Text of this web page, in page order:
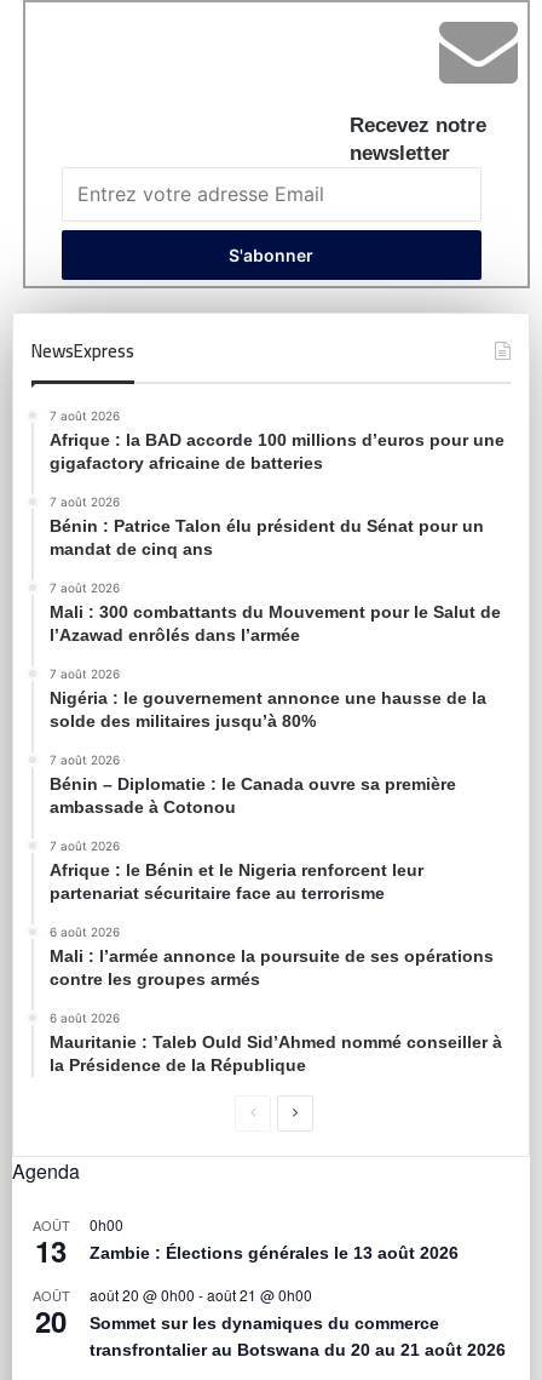
Recevez notre
newsletter
NewsExpress
7 août 2026
Afrique : la BAD accorde 100 millions d’euros pour une
gigafactory africaine de batteries
7 août 2026
Bénin : Patrice Talon élu président du Sénat pour un
mandat de cinq ans
7 août 2026
Mali : 300 combattants du Mouvement pour le Salut de
l’Azawad enrôlés dans l’armée
7 août 2026
Nigéria : le gouvernement annonce une hausse de la
solde des militaires jusqu’à 80%
7 août 2026
Bénin – Diplomatie : le Canada ouvre sa première
ambassade à Cotonou
7 août 2026
Afrique : le Bénin et le Nigeria renforcent leur
partenariat sécuritaire face au terrorisme
6 août 2026
Mali : l’armée annonce la poursuite de ses opérations
contre les groupes armés
6 août 2026
Mauritanie : Taleb Ould Sid’Ahmed nommé conseiller à
la Présidence de la République
Agenda
AOÛT
13
0h00
Zambie : Élections générales le 13 août 2026
AOÛT
20
août 20 @ 0h00 -août 21 @ 0h00
Sommet sur les dynamiques du commerce
transfrontalier au Botswana du 20 au 21 août 2026